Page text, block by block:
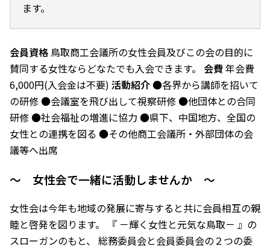
ます。
会員資格 鳥取商工会議所の女性会員及びこの会の目的に
賛同する女性ならどなたでも入会できます。 会費年会費
6,000円(入会金は不要) 活動紹介●各界から講師を招いて
の研修 ●会議室を飛び出して視察研修 ●他団体との合同
研修 ●社会福祉の増進に協力 ●県下、中国地方、全国の
女性との連携を図る ●その他商工会議所・外部団体の会
議等へ出席
～ 女性会で一緒に活動しませんか ～
女性会は今年も地域の発展に寄与すると共に会員相互の親
睦と啓発を図ります。 『 －輝く女性と元気な鳥取－ 』の
スローガンのもと、 総務委員会と会員委員会の２つの委